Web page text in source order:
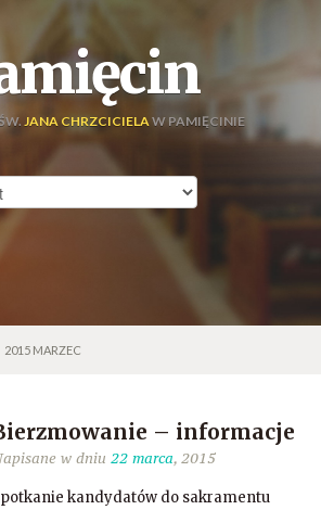
JANA CHRZCICIELAW PAMIĘCINIE
2015 MARZEC
– informacje
w dniu 22 marca, 2015
kandydatów do sakramentu